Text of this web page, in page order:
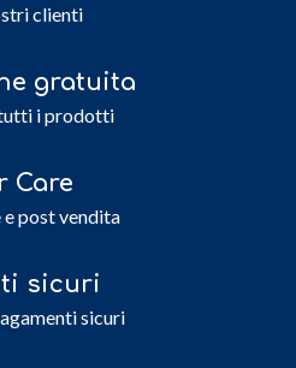
clienti
gratuita
i prodotti
Care
e post vendita
sicuri
sicuri